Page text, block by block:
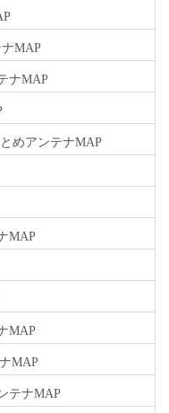
MAP
ナMAP
めアンテナMAP
MAP
MAP
MAP
テナMAP